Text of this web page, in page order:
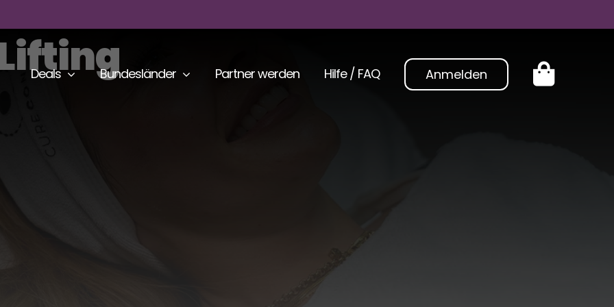
Deals Bundesländer Partner werden Hilfe / FAQ Anmelden